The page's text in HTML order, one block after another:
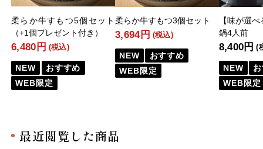
柔らか牛すもつ5個セット
（+1個プレゼント付き）
6,480円 (税込)
NEW
おすすめ
WEB限定
柔らか牛すもつ3個セット
3,694円 (税込)
NEW
おすすめ
WEB限定
【味が選
鍋4人前
8,400円 (
NEW
WEB限定
最近閲覧した商品